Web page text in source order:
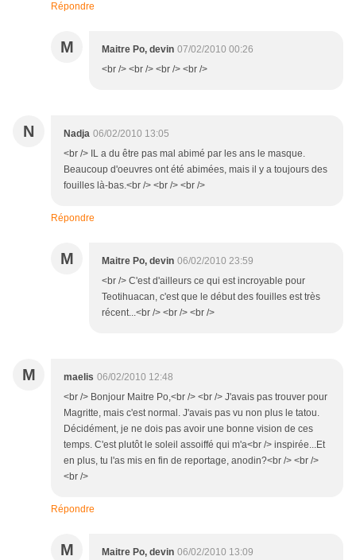
Répondre
M Maitre Po, devin 07/02/2010 00:26
<br /> <br /> <br /> <br />
N Nadja 06/02/2010 13:05
<br /> IL a du être pas mal abimé par les ans le masque.
Beaucoup d'oeuvres ont été abimées, mais il y a toujours des
fouilles là-bas.<br /> <br /> <br />
Répondre
M Maitre Po, devin 06/02/2010 23:59
<br /> C'est d'ailleurs ce qui est incroyable pour
Teotihuacan, c'est que le début des fouilles est très
récent...<br /> <br /> <br />
M maelis 06/02/2010 12:48
<br /> Bonjour Maitre Po,<br /> <br /> J'avais pas trouver pour
Magritte, mais c'est normal. J'avais pas vu non plus le tatou.
Décidément, je ne dois pas avoir une bonne vision de ces
temps. C'est plutôt le soleil assoiffé qui m'a<br /> inspirée...Et
en plus, tu l'as mis en fin de reportage, anodin?<br /> <br />
<br />
Répondre
M Maitre Po, devin 06/02/2010 13:09